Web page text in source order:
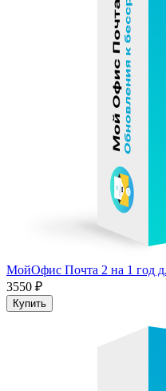
МойОфис Почта 2 на 1 год
3550 ₽
Купить